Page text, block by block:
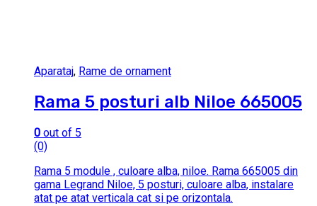
Aparataj, Rame de ornament
Rama 5 posturi alb Niloe 665005
0 out of 5
(0)
Rama 5 module , culoare alba, niloe. Rama 665005 din
gama Legrand Niloe, 5 posturi, culoare alba, instalare
atat pe atat verticala cat si pe orizontala.